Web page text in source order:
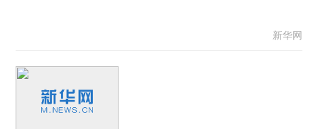
新华网